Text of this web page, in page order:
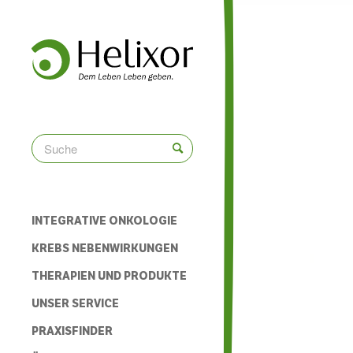
INTEGRATIVE ONKOLOGIE
KREBS NEBENWIRKUNGEN
THERAPIEN UND PRODUKTE
UNSER SERVICE
PRAXISFINDER